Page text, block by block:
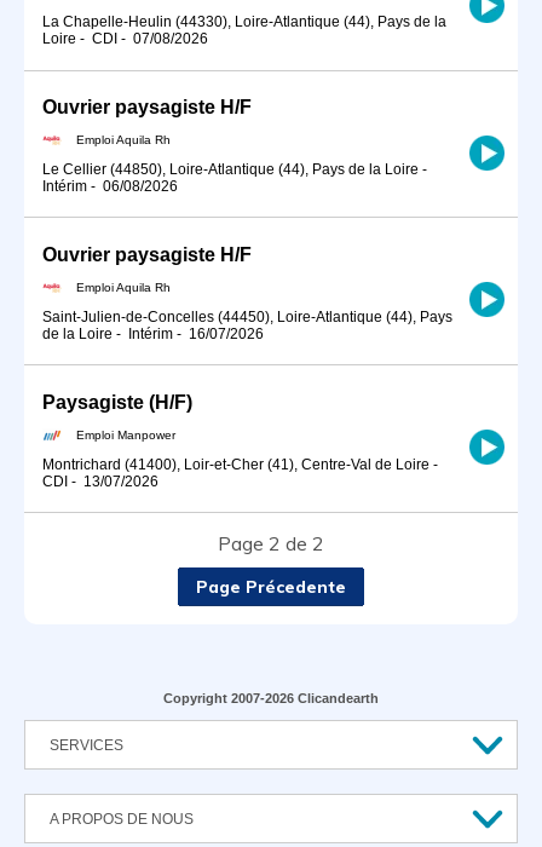
La Chapelle-Heulin (44330), Loire-Atlantique (44), Pays de la
Loire - CDI - 07/08/2026
Ouvrier paysagiste H/F
Emploi Aquila Rh
Le Cellier (44850), Loire-Atlantique (44), Pays de la Loire -
Intérim - 06/08/2026
Ouvrier paysagiste H/F
Emploi Aquila Rh
Saint-Julien-de-Concelles (44450), Loire-Atlantique (44), Pays
de la Loire - Intérim - 16/07/2026
Paysagiste (H/F)
Emploi Manpower
Montrichard (41400), Loir-et-Cher (41), Centre-Val de Loire -
CDI - 13/07/2026
Page 2 de 2
Page Précedente
Copyright 2007-2026 Clicandearth
SERVICES
A PROPOS DE NOUS